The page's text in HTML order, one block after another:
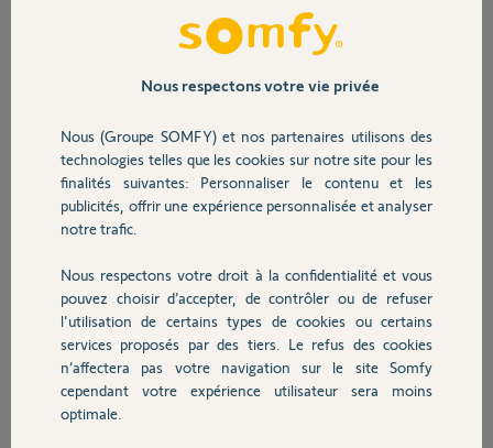
Sécurité
Domotique
Chauffage
Autres produits
J’ai un souci avec mon module freeroll rts, lorsque la nappe reliant les
effet, il m’est impossible d’ouvrir la porte de mon garage, les relais
déconnectée, tout fonctionne normalement avec les
télécommandes.
Y a-t-il possibilité de remplacer cette nappe ? Merci pour vos
réponses.
il y a presque 2 ans
Participer au fil de discussion
Réponses
Nous respectons votre vie privée
Nous (Groupe SOMFY) et nos partenaires utilisons des
technologies telles que les cookies sur notre site pour les
finalités suivantes: Personnaliser le contenu et les
publicités, offrir une expérience personnalisée et analyser
notre trafic.
Nous respectons votre droit à la confidentialité et vous
pouvez choisir d’accepter, de contrôler ou de refuser
l'utilisation de certains types de cookies ou certains
services proposés par des tiers. Le refus des cookies
n’affectera pas votre navigation sur le site Somfy
cependant votre expérience utilisateur sera moins
optimale.